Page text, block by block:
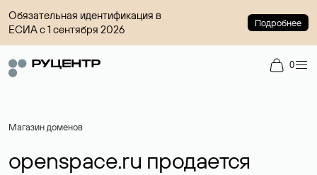
Обязательная идентификация в
ЕСИА с 1 сентября 2026
Подробнее
0
Магазин доменов
openspace.ru продается